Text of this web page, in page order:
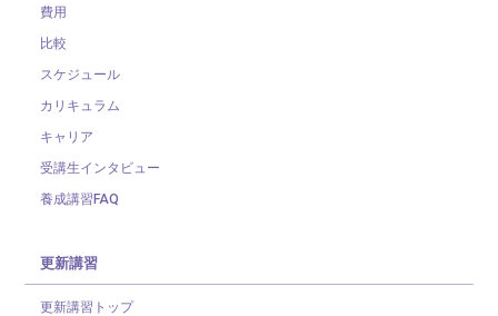
費用
比較
スケジュール
カリキュラム
キャリア
受講生インタビュー
養成講習FAQ
更新講習
更新講習トップ